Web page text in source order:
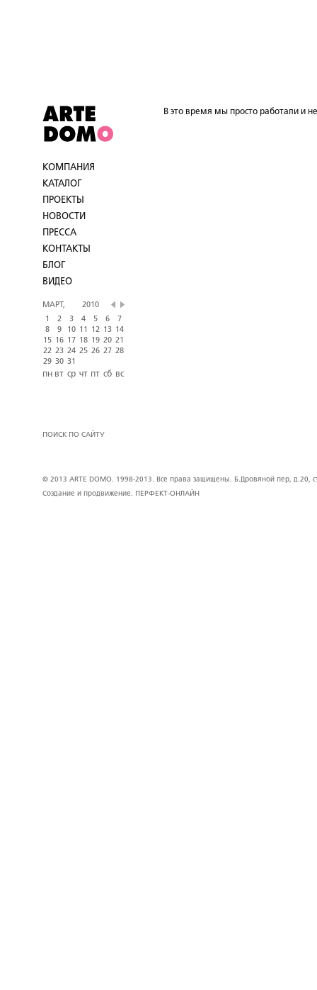
КОМПАНИЯ
КАТАЛОГ
ПРОЕКТЫ
НОВОСТИ
ПРЕССА
КОНТАКТЫ
БЛОГ
ВИДЕО
МАРТ,
2010
1
2 3 4 5 6
7
8
9 10 11 12 13
14
15 16 17 18 19 20 21
22 23 24 25 26 27 28
29 30 31
пн вт ср чт пт сб вс
ПОИСК ПО САЙТУ
В это время мы просто работали и
© 2013 ARTE DOMO. 1998-2013. Все права защищены. Б.Дровяной пер, д.20,
Создание и продвижение.
ПЕРФЕКТ-ОНЛАЙН